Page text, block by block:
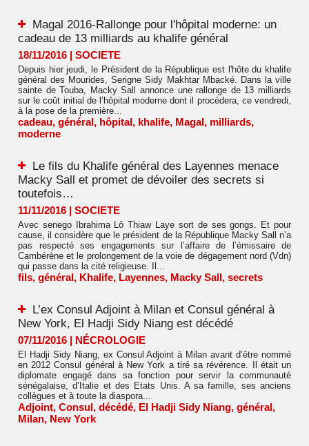
Magal 2016-Rallonge pour l'hôpital moderne: un
cadeau de 13 milliards au khalife général
18/11/2016 | SOCIETE
Depuis hier jeudi, le Président de la République est l'hôte du khalife
général des Mourides, Serigne Sidy Makhtar Mbacké. Dans la ville
sainte de Touba, Macky Sall annonce une rallonge de 13 milliards
sur le coût initial de l’hôpital moderne dont il procédera, ce vendredi,
à la pose de la première...
cadeau, général, hôpital, khalife, Magal, milliards,
moderne
Le fils du Khalife général des Layennes menace
Macky Sall et promet de dévoiler des secrets si
toutefois…
11/11/2016 | SOCIETE
Avec senego Ibrahima Lô Thiaw Laye sort de ses gongs. Et pour
cause, il considère que le président de la République Macky Sall n’a
pas respecté ses engagements sur l’affaire de l’émissaire de
Cambérène et le prolongement de la voie de dégagement nord (Vdn)
qui passe dans la cité religieuse. Il...
fils, général, Khalife, Layennes, Macky Sall, secrets
L’ex Consul Adjoint à Milan et Consul général à
New York, El Hadji Sidy Niang est décédé
07/11/2016 | NÉCROLOGIE
El Hadji Sidy Niang, ex Consul Adjoint à Milan avant d’être nommé
en 2012 Consul général à New York a tiré sa révérence. Il était un
diplomate engagé dans sa fonction pour servir la communauté
sénégalaise, d’Italie et des Etats Unis. A sa famille, ses anciens
collègues et à toute la diaspora...
Adjoint, Consul, décédé, El Hadji Sidy Niang, général,
Milan, New York